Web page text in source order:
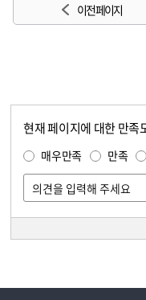
이전 페이지
현재 페이지에 대한 만족
매우만족 만족